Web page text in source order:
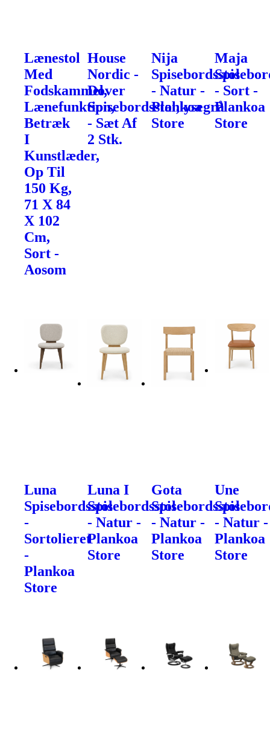
Lænestol
Med
Fodskammel,
Lænefunktion,
Betræk
I
Kunstlæder,
Op Til
150 Kg,
71 X 84
X 102
Cm,
Sort -
Aosom
House
Nordic -
Dover
Spisebordsstol,lysegrå
- Sæt Af
2 Stk.
Nija
Spisebordsstol
- Natur -
Plankoa
Store
Maja
- Sort -
Plankoa
Store
Luna
Spisebordsstol
-
Sortolieret
-
Plankoa
Store
Luna I
Spisebordsstol
- Natur -
Plankoa
Store
Gota
Spisebordsstol
- Natur -
Plankoa
Store
Une
- Natur -
Plankoa
Store